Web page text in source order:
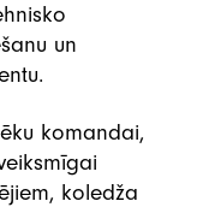
un
komandai,
koledža